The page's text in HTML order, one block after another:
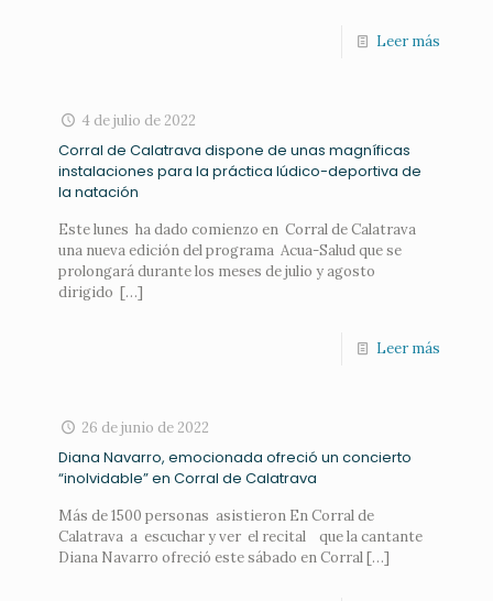
Leer más
4 de julio de 2022
Corral de Calatrava dispone de unas magníficas
instalaciones para la práctica lúdico-deportiva de
la natación
Este lunes ha dado comienzo en Corral de Calatrava
una nueva edición del programa Acua-Salud que se
prolongará durante los meses de julio y agosto
dirigido […]
Leer más
26 de junio de 2022
Diana Navarro, emocionada ofreció un concierto
“inolvidable” en Corral de Calatrava
Más de 1500 personas asistieron En Corral de
Calatrava a escuchar y ver el recital que la cantante
Diana Navarro ofreció este sábado en Corral[…]